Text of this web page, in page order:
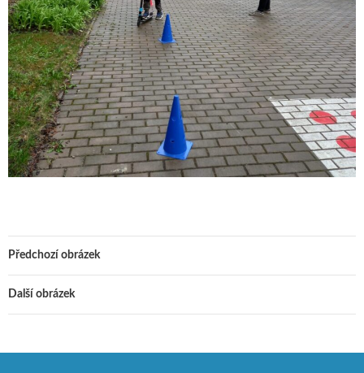
Předchozí obrázek
Další obrázek